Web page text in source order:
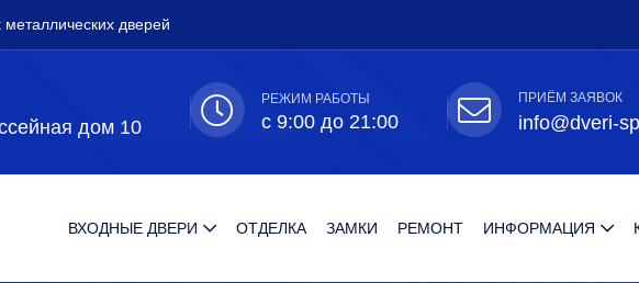
дверей
дом 10
РЕЖИМ РАБОТЫ
с 9:00 до 21:00
ПРИЁМ ЗАЯВОК
info@dveri-
ВХОДНЫЕ ДВЕРИ ОТДЕЛКА ЗАМКИ РЕМОНТ ИНФОРМАЦИЯ